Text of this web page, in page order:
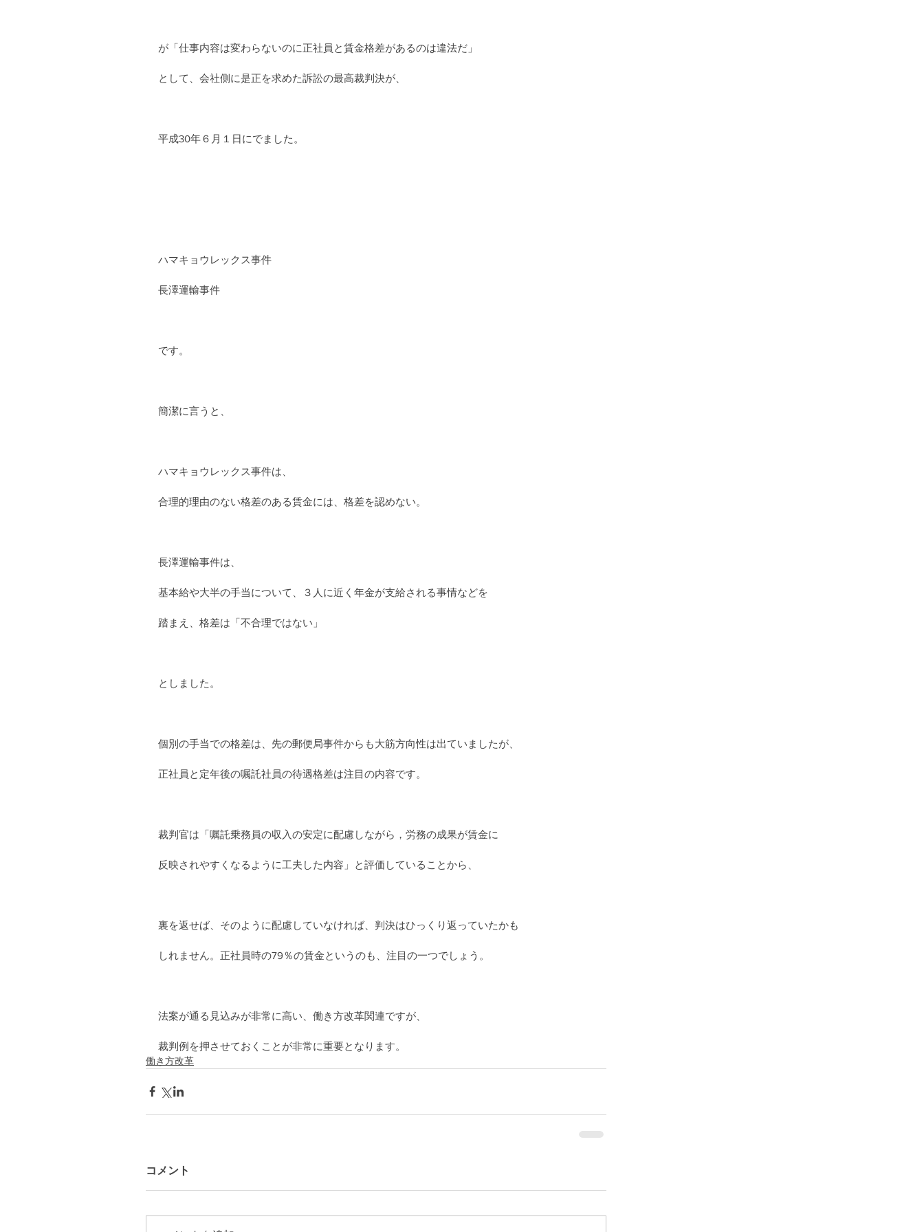
が「仕事内容は変わらないのに正社員と賃金格差があるのは違法だ」
として、会社側に是正を求めた訴訟の最高裁判決が、
平成30年６月１日にでました。
ハマキョウレックス事件
長澤運輸事件
です。
簡潔に言うと、
ハマキョウレックス事件は、
合理的理由のない格差のある賃金には、格差を認めない。
長澤運輸事件は、
基本給や大半の手当について、３人に近く年金が支給される事情などを
踏まえ、格差は「不合理ではない」
としました。
個別の手当での格差は、先の郵便局事件からも大筋方向性は出ていましたが、
正社員と定年後の嘱託社員の待遇格差は注目の内容です。
裁判官は「嘱託乗務員の収入の安定に配慮しながら，労務の成果が賃金に
反映されやすくなるように工夫した内容」と評価していることから、
裏を返せば、そのように配慮していなければ、判決はひっくり返っていたかも
しれません。正社員時の79％の賃金というのも、注目の一つでしょう。
法案が通る見込みが非常に高い、働き方改革関連ですが、
裁判例を押させておくことが非常に重要となります。
働き方改革
コメント